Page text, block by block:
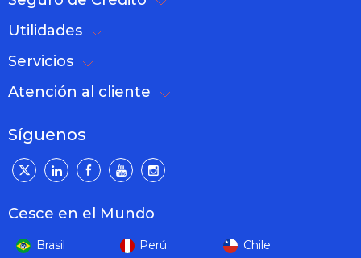
Utilidades
Servicios
Atención al cliente
Síguenos
Cesce en el Mundo
Brasil Perú Chile